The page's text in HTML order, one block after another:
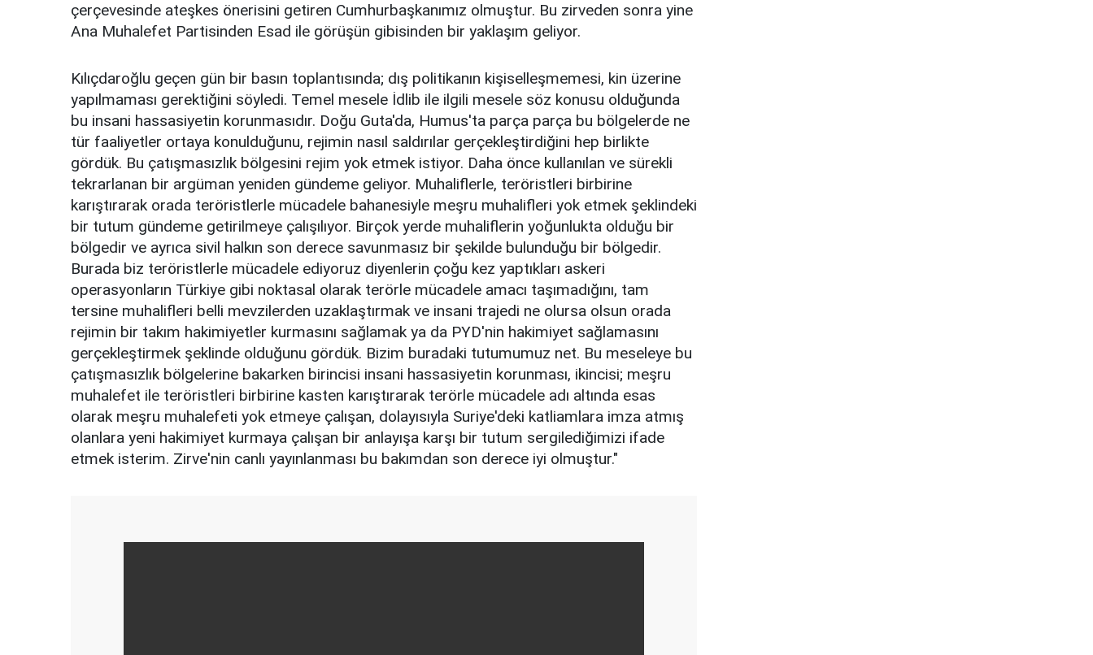
çerçevesinde ateşkes önerisini getiren Cumhurbaşkanımız olmuştur. Bu zirveden sonra yine
Ana Muhalefet Partisinden Esad ile görüşün gibisinden bir yaklaşım geliyor.
Kılıçdaroğlu geçen gün bir basın toplantısında; dış politikanın kişiselleşmemesi, kin üzerine
yapılmaması gerektiğini söyledi. Temel mesele İdlib ile ilgili mesele söz konusu olduğunda
bu insani hassasiyetin korunmasıdır. Doğu Guta'da, Humus'ta parça parça bu bölgelerde ne
tür faaliyetler ortaya konulduğunu, rejimin nasıl saldırılar gerçekleştirdiğini hep birlikte
gördük. Bu çatışmasızlık bölgesini rejim yok etmek istiyor. Daha önce kullanılan ve sürekli
tekrarlanan bir argüman yeniden gündeme geliyor. Muhaliflerle, teröristleri birbirine
karıştırarak orada teröristlerle mücadele bahanesiyle meşru muhalifleri yok etmek şeklindeki
bir tutum gündeme getirilmeye çalışılıyor. Birçok yerde muhaliflerin yoğunlukta olduğu bir
bölgedir ve ayrıca sivil halkın son derece savunmasız bir şekilde bulunduğu bir bölgedir.
Burada biz teröristlerle mücadele ediyoruz diyenlerin çoğu kez yaptıkları askeri
operasyonların Türkiye gibi noktasal olarak terörle mücadele amacı taşımadığını, tam
tersine muhalifleri belli mevzilerden uzaklaştırmak ve insani trajedi ne olursa olsun orada
rejimin bir takım hakimiyetler kurmasını sağlamak ya da PYD'nin hakimiyet sağlamasını
gerçekleştirmek şeklinde olduğunu gördük. Bizim buradaki tutumumuz net. Bu meseleye bu
çatışmasızlık bölgelerine bakarken birincisi insani hassasiyetin korunması, ikincisi; meşru
muhalefet ile teröristleri birbirine kasten karıştırarak terörle mücadele adı altında esas
olarak meşru muhalefeti yok etmeye çalışan, dolayısıyla Suriye'deki katliamlara imza atmış
olanlara yeni hakimiyet kurmaya çalışan bir anlayışa karşı bir tutum sergilediğimizi ifade
etmek isterim. Zirve'nin canlı yayınlanması bu bakımdan son derece iyi olmuştur."